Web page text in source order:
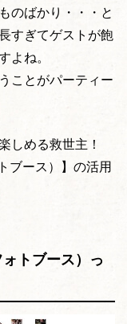
のばかり・・・と
すぎてゲストが飽
よね。
ことがパーティー
しめる救世主！
ブース）】の活用
トブース）っ